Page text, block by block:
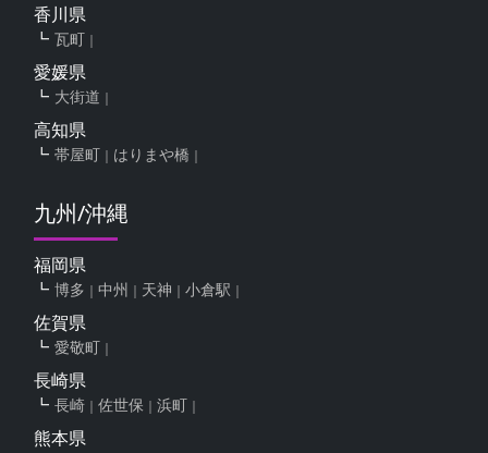
香川県
瓦町
愛媛県
大街道
高知県
帯屋町 はりまや橋
九州/沖縄
福岡県
博多 中州 天神 小倉駅
佐賀県
愛敬町
長崎県
長崎 佐世保 浜町
熊本県